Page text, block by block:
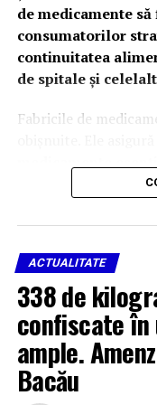
de medicamente
consumatorilor
continuitatea
de spitale și
Fabricile de
de pacienți români
reprezintă o
desfășurarea
siguranță și în
Bună Practică de
Întreruperea
pentru perioade
tehnologice aflate în
pierderea unor loturi
ACTUALITATE
338 de
confiscate
ample.
Bacău